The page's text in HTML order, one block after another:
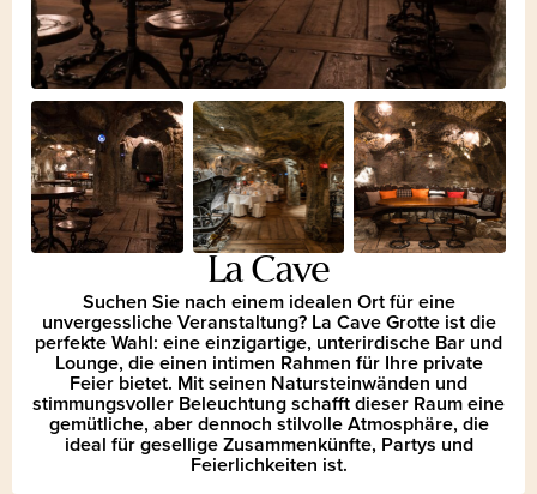
La Cave
Suchen Sie nach einem idealen Ort für eine
unvergessliche Veranstaltung? La Cave Grotte ist die
perfekte Wahl: eine einzigartige, unterirdische Bar und
Lounge, die einen intimen Rahmen für Ihre private
Feier bietet. Mit seinen Natursteinwänden und
stimmungsvoller Beleuchtung schafft dieser Raum eine
gemütliche, aber dennoch stilvolle Atmosphäre, die
ideal für gesellige Zusammenkünfte, Partys und
Feierlichkeiten ist.